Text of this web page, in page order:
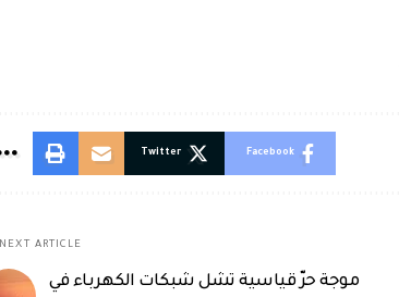
Facebook
Twitter
NEXT ARTICLE
موجة حرّ قياسية تشل شبكات الكهرباء في